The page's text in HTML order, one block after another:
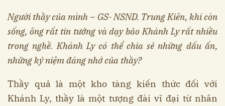
Người thầy của mình – GS- NSND. Trung Kiên, khi còn
sống, ông rất tin tưởng và dạy bảo Khánh Ly rất nhiều
trong nghề. Khánh Ly có thể chia sẻ những dấu ấn,
những kỷ niệm đáng nhớ của thầy?
Thầy quả là một kho tàng kiến thức đối với
Khánh Ly, thầy là một tượng đài vĩ đại từ nhân